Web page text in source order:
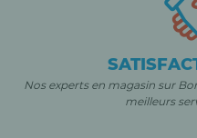
Nos experts en magasin sur
meilleurs